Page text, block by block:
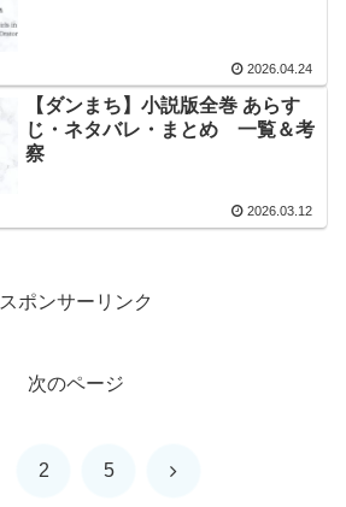
2026.04.24
【ダンまち】小説版全巻 あらす
じ・ネタバレ・まとめ 一覧＆考
察
2026.03.12
スポンサーリンク
次のページ
2 5 次